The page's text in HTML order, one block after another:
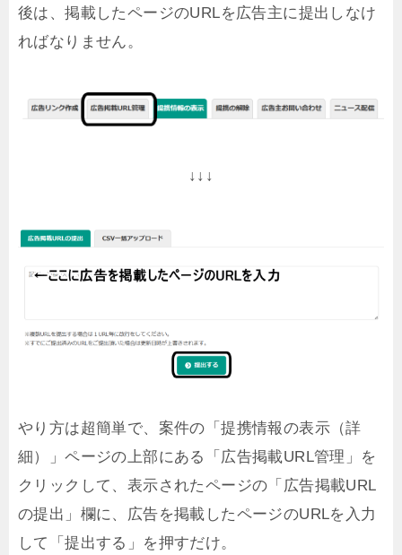
後は、掲載したページのURLを広告主に提出しなけ
ればなりません。
↓↓↓
やり方は超簡単で、案件の「提携情報の表示（詳
細）」ページの上部にある「広告掲載URL管理」を
クリックして、表示されたページの「広告掲載URL
の提出」欄に、広告を掲載したページのURLを入力
して「提出する」を押すだけ。